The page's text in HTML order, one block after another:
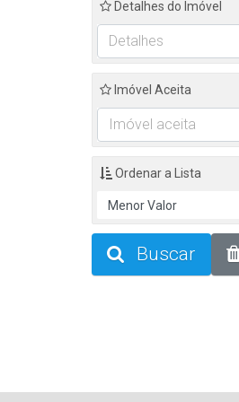
Detalhes do Imóvel
Detalhes
Imóvel Aceita
Imóvel aceita
Ordenar a Lista
Buscar